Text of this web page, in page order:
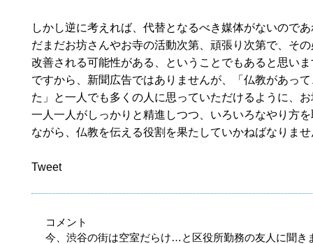
しかし逆に考えれば、代替となるべき媒体がないので
だまだお坊さんやお寺の活動次第、頑張り次第で、そ
改善される可能性がある、ということでもあると思い
ですから、新聞広告ではありませんが、「仏教があっ
た」と一人でも多くの人に思っていただけるように、
一人一人がしっかりと精進しつつ、いろいろなやり方
ながら、仏教を伝える役割を果たしていかねばなりま
Tweet
コメント
今、渋谷の街は空室だらけ…と区役所勤務の友人に聞き